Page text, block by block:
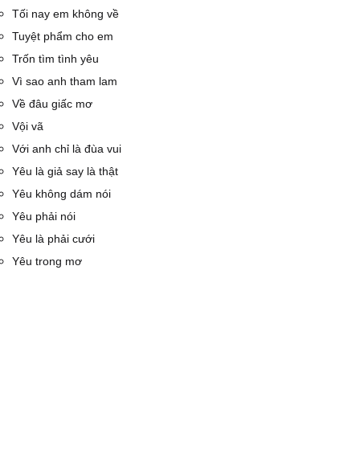
Tối nay em không về
Tuyệt phẩm cho em
Trốn tìm tình yêu
Vì sao anh tham lam
Về đâu giấc mơ
Vội vã
Với anh chỉ là đùa vui
Yêu là giả say là thật
Yêu không dám nói
Yêu phải nói
Yêu là phải cưới
Yêu trong mơ